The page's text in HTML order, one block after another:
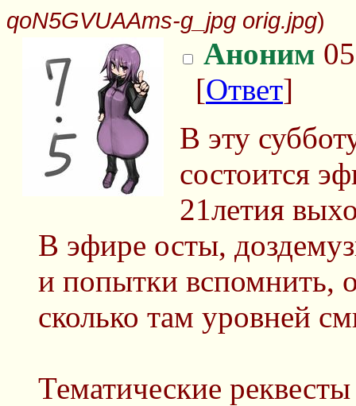
qoN5GVUAAms-g_jpg orig.jpg)
Аноним
[Ответ]
В эту
состоится
21летия
В эфире осты,
и попытки вспомнить,
сколько там уровней
Тематические